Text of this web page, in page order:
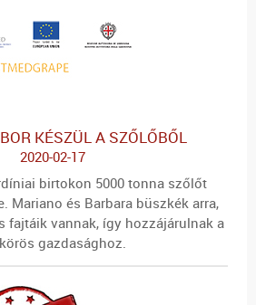
KÉSZÜL A SZŐLŐBŐL
2020-02-17
birtokon 5000 tonna szőlőt
Mariano és Barbara büszkék arra,
fajtáik vannak, így hozzájárulnak a
gazdasághoz.